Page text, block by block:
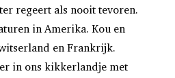
regeert als nooit tevoren.
in Amerika. Kou en
en Frankrijk.
in ons kikkerlandje met